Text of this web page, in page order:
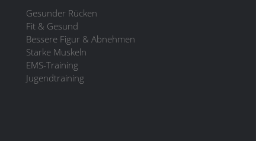
Gesunder Rücken
Fit & Gesund
Bessere Figur & Abnehmen
Starke Muskeln
EMS-Training
Jugendtraining